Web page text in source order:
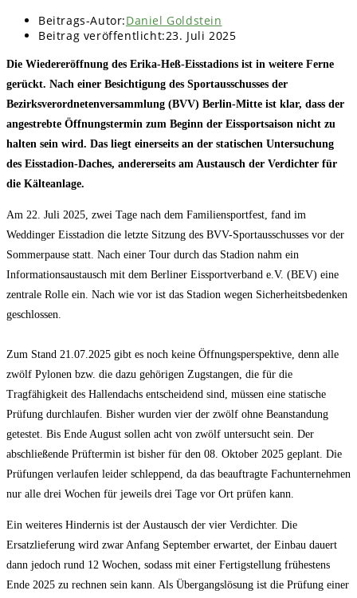
Beitrags-Autor:Daniel Goldstein
Beitrag veröffentlicht:23. Juli 2025
Die Wiedereröffnung des Erika-Heß-Eisstadions ist in weitere Ferne
gerückt. Nach einer Besichtigung des Sportausschusses der
Bezirksverordnetenversammlung (BVV) Berlin-Mitte ist klar, dass der
angestrebte Öffnungstermin zum Beginn der Eissportsaison nicht zu
halten sein wird. Das liegt einerseits an der statischen Untersuchung
des Eisstadion-Daches, andererseits am Austausch der Verdichter für
die Kälteanlage.
Am 22. Juli 2025, zwei Tage nach dem Familiensportfest, fand im
Weddinger Eisstadion die letzte Sitzung des BVV-Sportausschusses vor der
Sommerpause statt. Nach einer Tour durch das Stadion nahm ein
Informationsaustausch mit dem Berliner Eissportverband e.V. (BEV) eine
zentrale Rolle ein. Nach wie vor ist das Stadion wegen Sicherheitsbedenken
geschlossen.
Zum Stand 21.07.2025 gibt es noch keine Öffnungsperspektive, denn alle
zwölf Pylonen bzw. die dazu gehörigen Zugstangen, die für die
Tragfähigkeit des Hallendachs entscheidend sind, müssen eine statische
Prüfung durchlaufen. Bisher wurden vier der zwölf ohne Beanstandung
getestet. Bis Ende August sollen acht von zwölf untersucht sein. Der
abschließende Prüftermin ist bisher für den 08. Oktober 2025 geplant. Die
Prüfungen verlaufen leider schleppend, da das beauftragte Fachunternehmen
nur alle drei Wochen für jeweils drei Tage vor Ort prüfen kann.
Ein weiteres Hindernis ist der Austausch der vier Verdichter. Die
Ersatzlieferung wird zwar Anfang September erwartet, der Einbau dauert
dann jedoch rund 12 Wochen, sodass mit einer Fertigstellung frühestens
Ende 2025 zu rechnen sein kann. Als Übergangslösung ist die Prüfung einer